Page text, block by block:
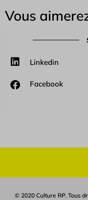
Vous
Linkedin
Facebook
© 2020 Culture RP. Tous